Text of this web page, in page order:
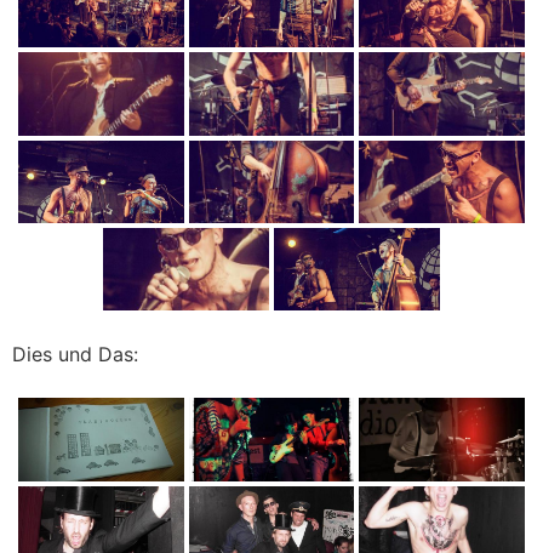
Dies und Das: